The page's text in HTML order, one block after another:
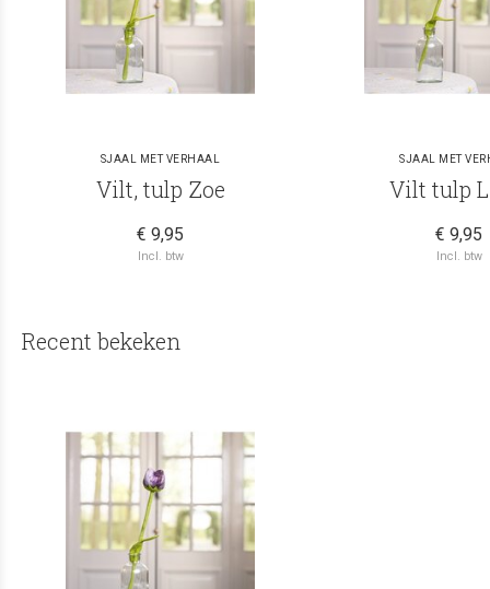
SJAAL MET VERHAAL
Vilt, tulp Zoe
€ 9,95
Incl. btw
SJAAL MET
Vilt tulp
€ 9,95
Incl. btw
Recent bekeken